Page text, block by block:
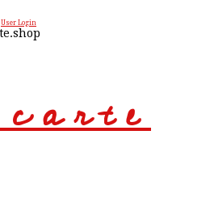
User Login